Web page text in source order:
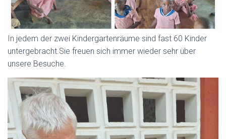
In jedem der zwei Kindergartenräume sind fast 60 Kinder
untergebracht.Sie freuen sich immer wieder sehr über
unsere Besuche.